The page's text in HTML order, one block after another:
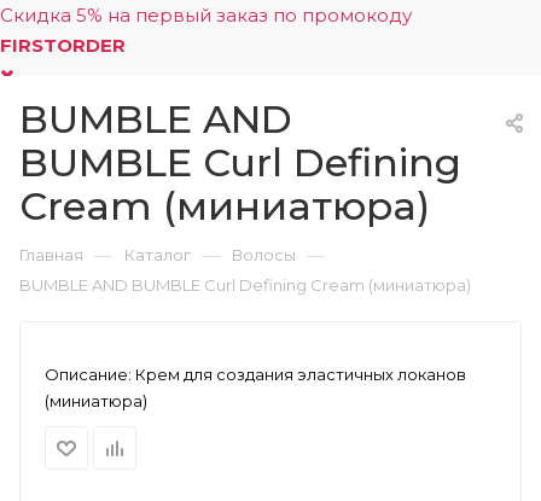
Скидка 5% на первый заказ по промокоду
FIRSTORDER
0
BUMBLE AND
BUMBLE Curl Defining
Cream (миниатюра)
Главная — Каталог — Волосы —
BUMBLE AND BUMBLE Curl Defining Cream (миниатюра)
Описание: Крем для создания эластичных локанов
(миниатюра)